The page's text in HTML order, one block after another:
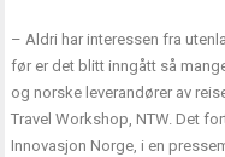
– Aldri har interessen fra
før er det blitt inngått så
og norske leverandører av
Travel Workshop, NTW. Det
Innovasjon Norge, i en